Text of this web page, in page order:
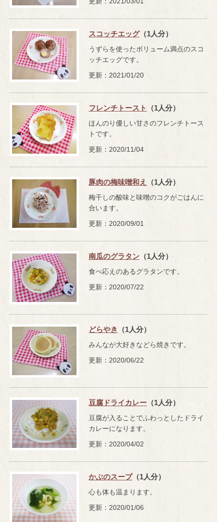
スコッチエッグ（1人分）
うずらを使ったボリューム満点のスコ
ッチエッグです。
更新：2021/01/20
フレンチトースト （1人分）
ほんのり優しい甘さのフレンチトース
トです。
更新：2020/11/04
豚肉の梅味噌和え （1人分）
梅干しの酸味と味噌のコクがごはんに
合います。
更新：2020/09/01
南瓜のグラタン （1人分）
食べ応えのあるグラタンです。
更新：2020/07/22
どらやき （1人分）
みんなが大好きなどら焼きです。
更新：2020/06/22
豆腐ドライカレー （1人分）
豆腐が入ることでふわっとしたドライ
カレーになります。
更新：2020/04/02
かぶのスープ（1人分）
心も体も温まります。
更新：2020/01/06